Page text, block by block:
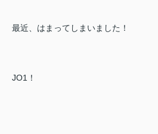
最近、はまってしまいました！
JO1！